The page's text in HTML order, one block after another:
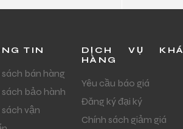
TIN
sách bán hàng
sách bảo hành
sách vận
DỊCH VỤ
HÀNG
Yêu cầu báo giá
Đăng ký đại ký
Chính sách giảm giá